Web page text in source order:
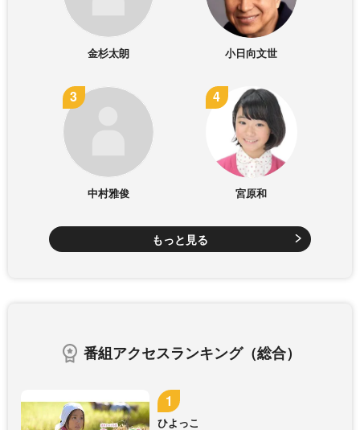
金杉太朗 小日向文世
中村雅俊 宮原和
もっと見る
番組アクセスランキング（総合）
ひよっこ